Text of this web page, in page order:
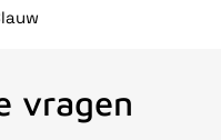
vragen